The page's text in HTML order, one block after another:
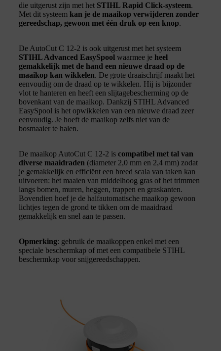
die uitgerust zijn met het STIHL Rapid Click-systeem.
Met dit systeem kan je de maaikop verwijderen zonder
gereedschap, gewoon met één druk op een knop.
De AutoCut C 12-2 is ook uitgerust met het systeem
STIHL Advanced EasySpool waarmee je heel
gemakkelijk met de hand een nieuwe draad op de
maaikop kan wikkelen. De grote draaischrijf maakt het
eenvoudig om de draad op te wikkelen. Hij is bijzonder
vlot te hanteren en heeft een slijtagebescherming op de
bovenkant van de maaikop. Dankzij STIHL Advanced
EasySpool is het opwikkelen van een nieuwe draad zeer
eenvoudig. Je hoeft de maaikop zelfs niet van de
bosmaaier te halen.
De maaikop AutoCut C 12-2 is compatibel met tal van
diverse maaidraden (diameter 2,0 mm en 2,4 mm) zodat
je gemakkelijk en efficiënt een breed scala van taken kan
uitvoeren: het maaien van middelhoog gras of het trimmen
langs bomen, muren, heggen, trappen en graskanten.
Bovendien hoef je de halfautomatische maaikop gewoon
lichtjes tegen de grond te tikken om de maaidraad
gemakkelijk en snel aan te passen.
Opmerking: gebruik de maaikoppen enkel met een
speciale beschermkap of met een compatibele STIHL
beschermkap voor snijgereedschappen.